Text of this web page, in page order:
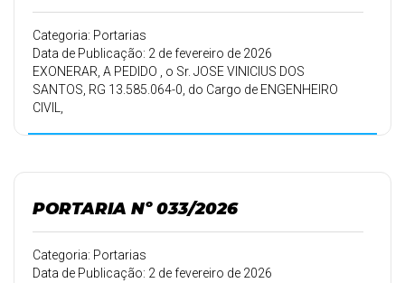
Categoria: Portarias
Data de Publicação: 2 de fevereiro de 2026
EXONERAR, A PEDIDO , o Sr. JOSE VINICIUS DOS
SANTOS, RG 13.585.064-0, do Cargo de ENGENHEIRO
CIVIL,
PORTARIA Nº 033/2026
Categoria: Portarias
Data de Publicação: 2 de fevereiro de 2026